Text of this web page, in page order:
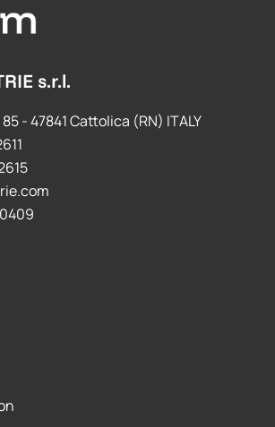
s.r.l.
- 47841 Cattolica (RN) ITALY